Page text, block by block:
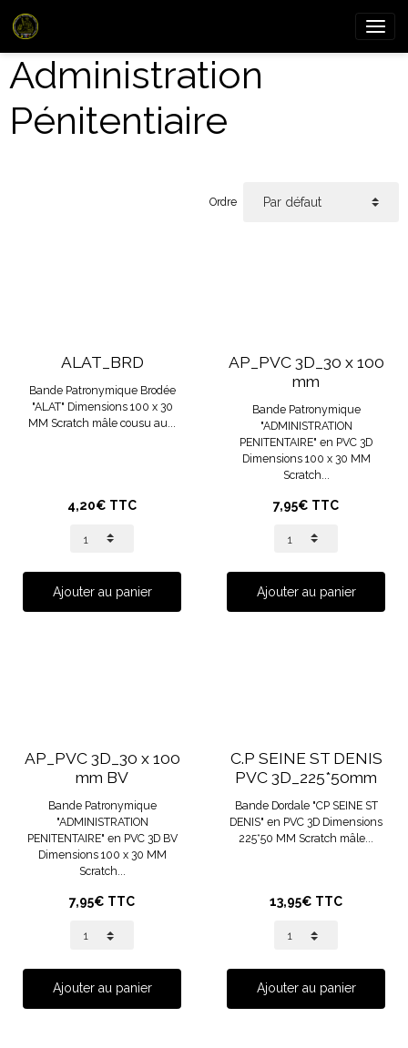
Administration
Pénitentiaire
Ordre
ALAT_BRD
Bande Patronymique Brodée
"ALAT" Dimensions 100 x 30
MM Scratch mâle cousu au...
4,20€ TTC
Ajouter au panier
AP_PVC 3D_30 x 100
mm
Bande Patronymique
"ADMINISTRATION
PENITENTAIRE" en PVC 3D
Dimensions 100 x 30 MM
Scratch...
7,95€ TTC
Ajouter au panier
AP_PVC 3D_30 x 100
mm BV
Bande Patronymique
"ADMINISTRATION
PENITENTAIRE" en PVC 3D BV
Dimensions 100 x 30 MM
Scratch...
7,95€ TTC
Ajouter au panier
C.P SEINE ST DENIS
PVC 3D_225*50mm
Bande Dordale "CP SEINE ST
DENIS" en PVC 3D Dimensions
225*50 MM Scratch mâle...
13,95€ TTC
Ajouter au panier